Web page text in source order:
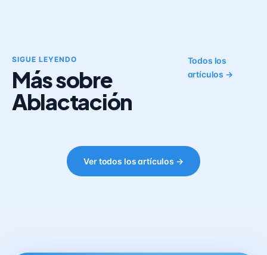
SIGUE LEYENDO
Más sobre
Ablactación
Todos los
artículos →
Ver todos los artículos →